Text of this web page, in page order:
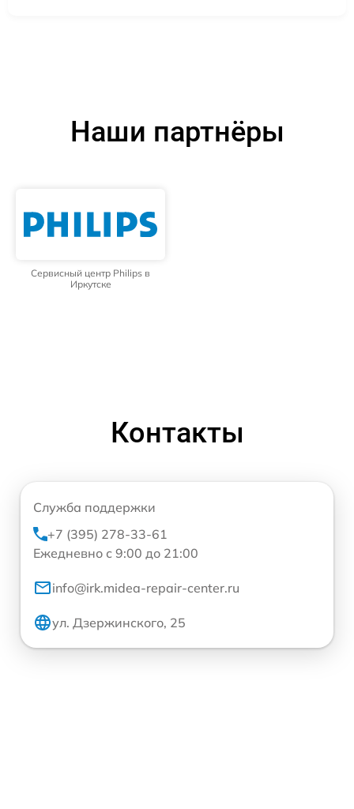
Наши партнёры
Сервисный центр Philips в
Иркутске
Контакты
Служба поддержки
+7 (395) 278-33-61
Ежедневно с 9:00 до 21:00
info@irk.midea-repair-center.ru
ул. Дзержинского, 25